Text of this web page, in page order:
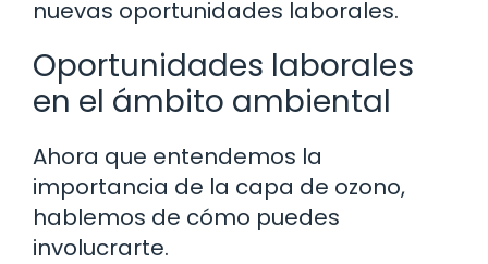
nuevas oportunidades laborales.
Oportunidades laborales
en el ámbito ambiental
Ahora que entendemos la
importancia de la capa de ozono,
hablemos de cómo puedes
involucrarte.